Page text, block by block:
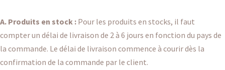
A. Produits en stock : Pour les produits en stocks, il faut
compter un délai de livraison de 2 à 6 jours en fonction du pays de
la commande. Le délai de livraison commence à courir dès la
confirmation de la commande par le client.